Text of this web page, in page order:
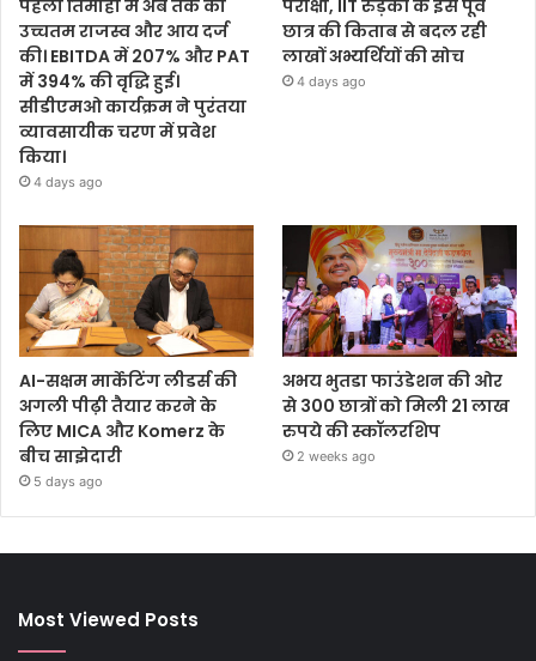
पहली तिमाही में अब तक का
उच्चतम राजस्व और आय दर्ज
की। EBITDA में 207% और PAT
में 394% की वृद्धि हुई।
सीडीएमओ कार्यक्रम ने पुरंतया
व्यावसायीक चरण में प्रवेश
किया।
4 days ago
परीक्षा, IIT रुड़की के इस पूर्व
छात्र की किताब से बदल रही
लाखों अभ्यर्थियों की सोच
4 days ago
AI-सक्षम मार्केटिंग लीडर्स की
अगली पीढ़ी तैयार करने के
लिए MICA और Komerz के
बीच साझेदारी
5 days ago
अभय भुतडा फाउंडेशन की ओर
से 300 छात्रों को मिली 21 लाख
रुपये की स्कॉलरशिप
2 weeks ago
Most Viewed Posts